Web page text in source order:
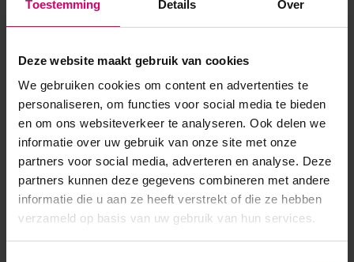
Toestemming Details Over
Deze website maakt gebruik van cookies
We gebruiken cookies om content en advertenties te
personaliseren, om functies voor social media te bieden
en om ons websiteverkeer te analyseren. Ook delen we
informatie over uw gebruik van onze site met onze
partners voor social media, adverteren en analyse. Deze
partners kunnen deze gegevens combineren met andere
informatie die u aan ze heeft verstrekt of die ze hebben
verzameld op basis van uw gebruik van hun services.
Product specificaties
SKU 538435